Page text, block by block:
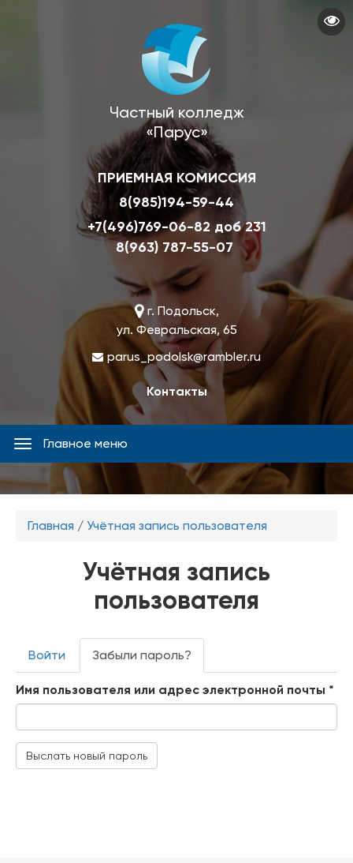
Частный колледж
«Парус»
ПРИЕМНАЯ КОМИССИЯ
8(985)194-59-44
+7(496)769-06-82 доб 231
8(963) 787-55-07
г. Подольск,
ул. Февральская, 65
parus_podolsk@rambler.ru
Контакты
Главное
меню
Главное меню
Вы
Главная / Учётная запись пользователя
Учётная запись
пользователя
Главные
вкладки
Войти Забыли пароль?
к
т
Имя пользователя или адрес электронной почты *
Выслать новый пароль